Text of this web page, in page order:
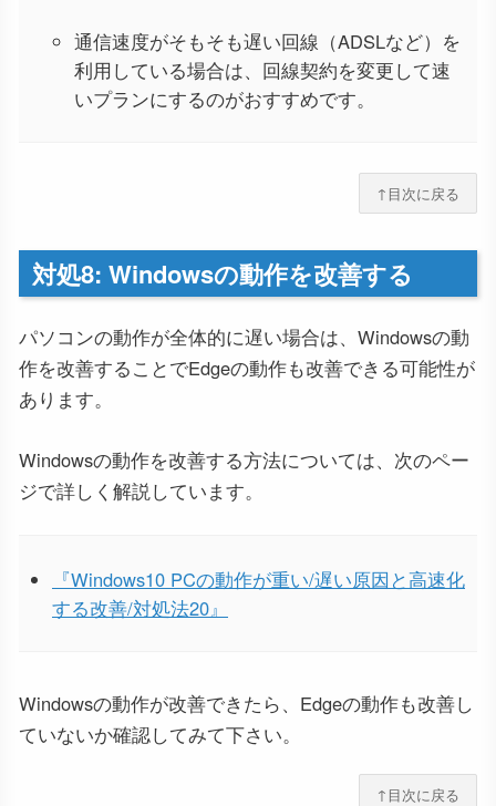
通信速度がそもそも遅い回線（ADSLなど）を
利用している場合は、回線契約を変更して速
いプランにするのがおすすめです。
↑目次に戻る
対処8: Windowsの動作を改善する
パソコンの動作が全体的に遅い場合は、Windowsの動
作を改善することでEdgeの動作も改善できる可能性が
あります。
Windowsの動作を改善する方法については、次のペー
ジで詳しく解説しています。
『Windows10 PCの動作が重い/遅い原因と高速化
する改善/対処法20』
Windowsの動作が改善できたら、Edgeの動作も改善し
ていないか確認してみて下さい。
↑目次に戻る